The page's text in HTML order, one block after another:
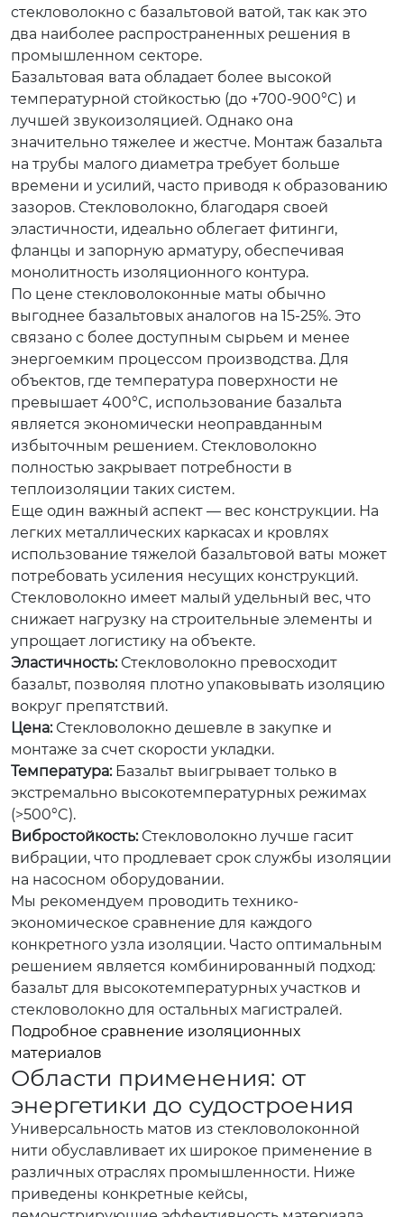
стекловолокно с базальтовой ватой, так как это
два наиболее распространенных решения в
промышленном секторе.
Базальтовая вата обладает более высокой
температурной стойкостью (до +700-900°C) и
лучшей звукоизоляцией. Однако она
значительно тяжелее и жестче. Монтаж базальта
на трубы малого диаметра требует больше
времени и усилий, часто приводя к образованию
зазоров. Стекловолокно, благодаря своей
эластичности, идеально облегает фитинги,
фланцы и запорную арматуру, обеспечивая
монолитность изоляционного контура.
По цене стекловолоконные маты обычно
выгоднее базальтовых аналогов на 15-25%. Это
связано с более доступным сырьем и менее
энергоемким процессом производства. Для
объектов, где температура поверхности не
превышает 400°C, использование базальта
является экономически неоправданным
избыточным решением. Стекловолокно
полностью закрывает потребности в
теплоизоляции таких систем.
Еще один важный аспект — вес конструкции. На
легких металлических каркасах и кровлях
использование тяжелой базальтовой ваты может
потребовать усиления несущих конструкций.
Стекловолокно имеет малый удельный вес, что
снижает нагрузку на строительные элементы и
упрощает логистику на объекте.
Эластичность:Стекловолокно превосходит
базальт, позволяя плотно упаковывать изоляцию
вокруг препятствий.
Цена:Стекловолокно дешевле в закупке и
монтаже за счет скорости укладки.
Температура:Базальт выигрывает только в
экстремально высокотемпературных режимах
(>500°C).
Вибростойкость:Стекловолокно лучше гасит
вибрации, что продлевает срок службы изоляции
на насосном оборудовании.
Мы рекомендуем проводить технико-
экономическое сравнение для каждого
конкретного узла изоляции. Часто оптимальным
решением является комбинированный подход:
базальт для высокотемпературных участков и
стекловолокно для остальных магистралей.
Подробное сравнение изоляционных
материалов
Области применения: от
энергетики до судостроения
Универсальность матов из стекловолоконной
нити обуславливает их широкое применение в
различных отраслях промышленности. Ниже
приведены конкретные кейсы,